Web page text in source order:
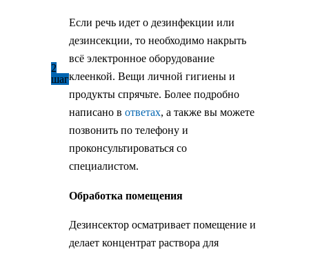
2
шаг
Если речь идет о дезинфекции или
дезинсекции, то необходимо накрыть
всё электронное оборудование
клеенкой. Вещи личной гигиены и
продукты спрячьте. Более подробно
написано в ответах, а также вы можете
позвонить по телефону и
проконсультироваться со
специалистом.
Обработка помещения
Дезинсектор осматривает помещение и
делает концентрат раствора для